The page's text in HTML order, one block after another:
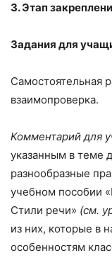
3. Этап
Задания для
Самостоятельная
взаимопроверка.
Комментарий для
указанным в теме
разнообразные
учебном пособии
Стили речи» (см.
из них, которые в
особенностям